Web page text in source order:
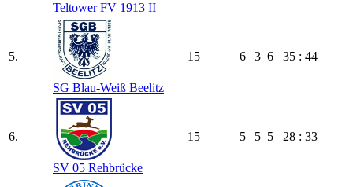
Teltower FV 1913 II
5.
SG Blau-Weiß Beelitz
15 6 3 6 35 : 44
6.
SV 05 Rehbrücke
15 5 5 5 28 : 33